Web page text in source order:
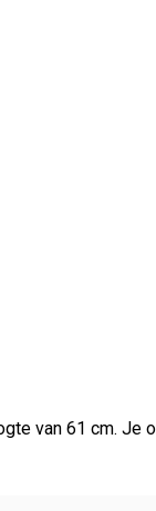
van 61 cm. Je